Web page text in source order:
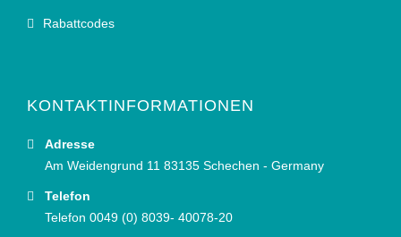
Rabattcodes
KONTAKTINFORMATIONEN
Adresse
Am Weidengrund 11 83135 Schechen - Germany
Telefon
Telefon 0049 (0) 8039- 40078-20